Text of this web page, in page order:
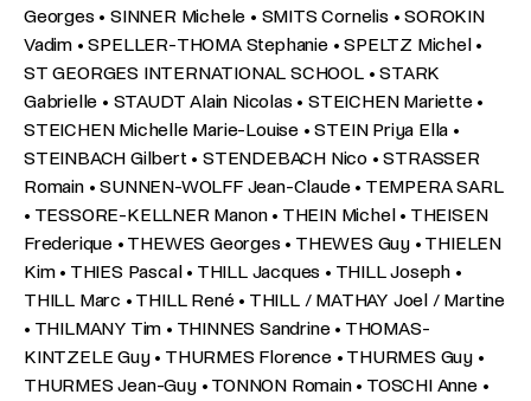
Georges • SINNER Michele • SMITS Cornelis • SOROKIN
Vadim • SPELLER-THOMA Stephanie • SPELTZ Michel •
ST GEORGES INTERNATIONAL SCHOOL • STARK
Gabrielle • STAUDT Alain Nicolas • STEICHEN Mariette •
STEICHEN Michelle Marie-Louise • STEIN Priya Ella •
STEINBACH Gilbert • STENDEBACH Nico • STRASSER
Romain • SUNNEN-WOLFF Jean-Claude • TEMPERA SARL
• TESSORE-KELLNER Manon • THEIN Michel • THEISEN
Frederique • THEWES Georges • THEWES Guy • THIELEN
Kim • THIES Pascal • THILL Jacques • THILL Joseph •
THILL Marc • THILL René • THILL / MATHAY Joel / Martine
• THILMANY Tim • THINNES Sandrine • THOMAS-
KINTZELE Guy • THURMES Florence • THURMES Guy •
THURMES Jean-Guy • TONNON Romain • TOSCHI Anne •